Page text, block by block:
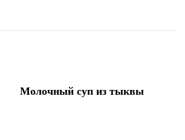
Молочный суп из тыквы